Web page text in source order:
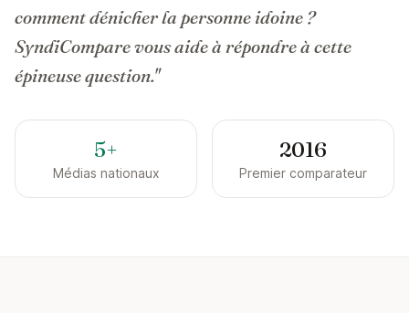
comment dénicher la personne idoine ?
SyndiCompare vous aide à répondre à cette
épineuse question."
5+
Médias nationaux
2016
Premier comparateur